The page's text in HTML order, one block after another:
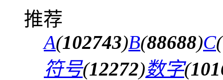
推荐
A(102743)B(88688)C(
符号(12272)数字(